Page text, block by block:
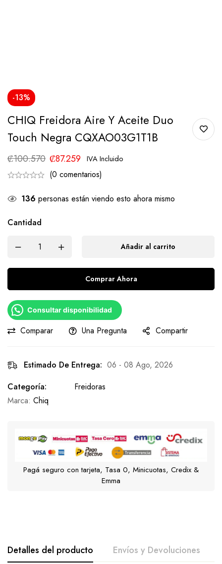
-13%
CHIQ Freidora Aire Y Aceite Duo
Touch Negra CQXAO03G1T1B
₡100.570 ₡87.259 IVA Incluido
(0 comentarios)
136 personas están viendo esto ahora mismo
Cantidad
Añadir al carrito
Comprar Ahora
Consultar disponibilidad
Comparar Una Pregunta Compartir
Estimado De Entrega: 06 - 08 Ago, 2026
Categoría:
Freidoras
Marca: Chiq
Pagá seguro con tarjeta, Tasa 0, Minicuotas, Credix &
Emma
Detalles del producto Envíos y Devoluciones